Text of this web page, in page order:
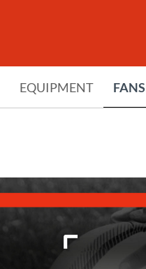
EQUIPMENT